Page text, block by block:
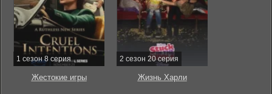
1 сезон 8 серия
Жестокие игры
2 сезон 20 серия
Жизнь Харли